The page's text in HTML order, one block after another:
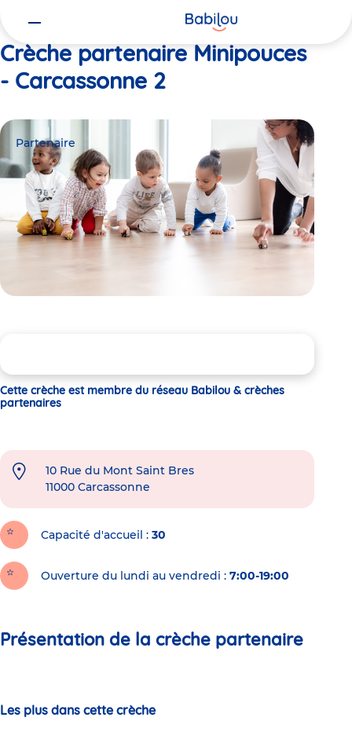
Crèche partenaire Minipouces
- Carcassonne 2
Partenaire
Cette crèche est membre du réseau Babilou & crèches
partenaires
10 Rue du Mont Saint Bres
11000 Carcassonne
Capacité d'accueil 30
Ouverture du lundi au vendredi : 7:00-19:00
Présentation de la crèche partenaire
Les plus dans cette crèche